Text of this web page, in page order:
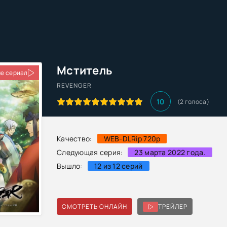
Мститель
REVENGER
10 (2голоса)
Качество:
WEB-DLRip 720p
Следующая серия:
23 марта 2022 года.
Вышло:
12 из 12 серий
сериал
СМОТРЕТЬ ОНЛАЙН ТРЕЙЛЕР